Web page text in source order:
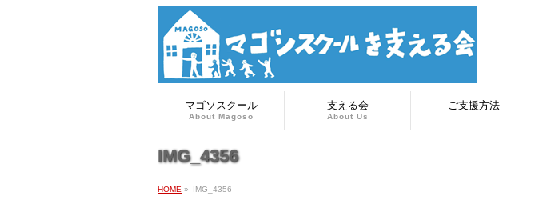
マゴソスクール
About Magoso
支える会
About Us
ご支援方法
IMG_4356
HOME » IMG_4356